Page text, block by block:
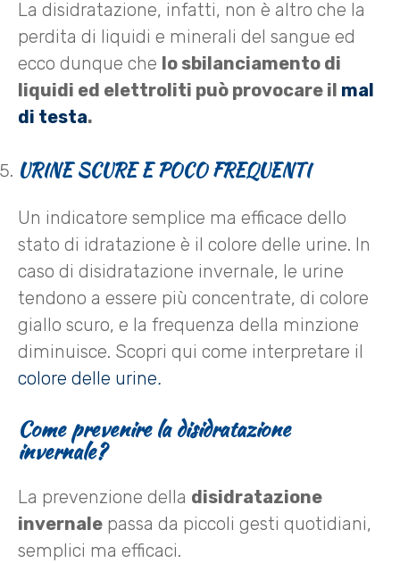
La disidratazione, infatti, non è altro che la
perdita di liquidi e minerali del sangue ed
ecco dunque che lo sbilanciamento di
liquidi ed elettroliti può provocare il mal
di testa.
URINE SCURE E POCO FREQUENTI
Un indicatore semplice ma efficace dello
stato di idratazione è il colore delle urine. In
caso di disidratazione invernale, le urine
tendono a essere più concentrate, di colore
giallo scuro, e la frequenza della minzione
diminuisce. Scopri qui come interpretare il
colore delle urine.
Come prevenire la disidratazione
invernale?
La prevenzione della disidratazione
invernale passa da piccoli gesti quotidiani,
semplici ma efficaci.